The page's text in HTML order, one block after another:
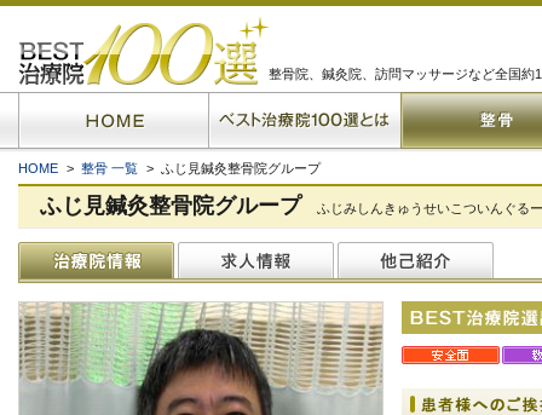
整骨院、鍼灸院、訪問マッサージなど全国約
HOME > 整骨 一覧 > ふじ見鍼灸整骨院グループ
ふじ見鍼灸整骨院グループ ふじみしんきゅうせいこついんぐる